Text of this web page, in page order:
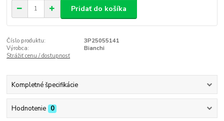
Pridať do košíka
Číslo produktu:
3P25055141
Výrobca:
Bianchi
Strážiť cenu / dostupnosť
Kompletné špecifikácie
Hodnotenie 0